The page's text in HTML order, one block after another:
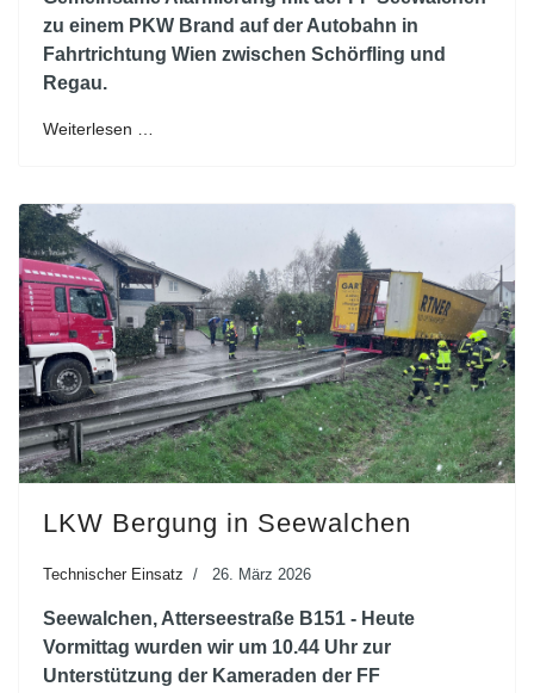
zu einem PKW Brand auf der Autobahn in
Fahrtrichtung Wien zwischen Schörfling und
Regau.
Weiterlesen …
LKW Bergung in Seewalchen
Technischer Einsatz 26. März 2026
Seewalchen, Atterseestraße B151 - Heute
Vormittag wurden wir um 10.44 Uhr zur
Unterstützung der Kameraden der FF